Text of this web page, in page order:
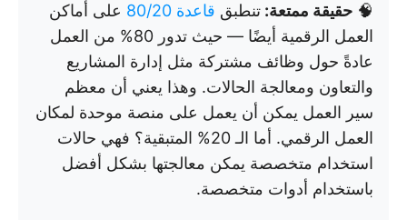
🧠 حقيقة ممتعة: تنطبق قاعدة 80/20
على أماكن
العمل الرقمية أيضًا — حيث تدور 80% من العمل
عادةً حول وظائف مشتركة مثل إدارة المشاريع
والتعاون ومعالجة الحالات. وهذا يعني أن معظم
سير العمل يمكن أن يعمل على منصة موحدة لمكان
العمل الرقمي. أما الـ 20% المتبقية؟ فهي حالات
استخدام متخصصة يمكن معالجتها بشكل أفضل
باستخدام أدوات متخصصة.